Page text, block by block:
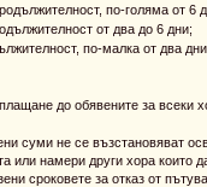
по-голяма от 6
от два до 6 дни;
по-малка от два дни.
до обявените за всеки
суми не се възстановяват
или намери други хора които
сроковете за отказ от